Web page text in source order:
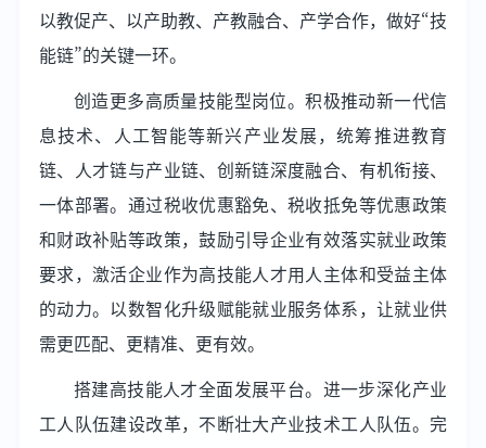
以教促产、以产助教、产教融合、产学合作，做好“技
能链”的关键一环。
创造更多高质量技能型岗位。积极推动新一代信
息技术、人工智能等新兴产业发展，统筹推进教育
链、人才链与产业链、创新链深度融合、有机衔接、
一体部署。通过税收优惠豁免、税收抵免等优惠政策
和财政补贴等政策，鼓励引导企业有效落实就业政策
要求，激活企业作为高技能人才用人主体和受益主体
的动力。以数智化升级赋能就业服务体系，让就业供
需更匹配、更精准、更有效。
搭建高技能人才全面发展平台。进一步深化产业
工人队伍建设改革，不断壮大产业技术工人队伍。完